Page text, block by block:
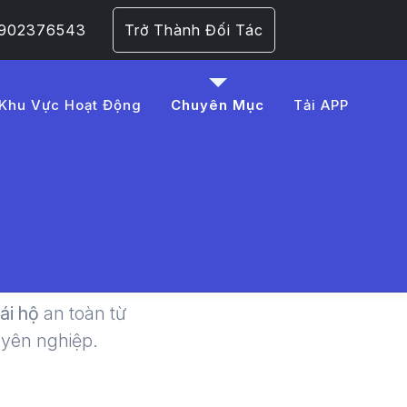
Trở Thành Đối Tác
Khu Vực Hoạt Động Chuyên Mục Tải APP
Hộ
hộ an toàn từ
nghiệp.